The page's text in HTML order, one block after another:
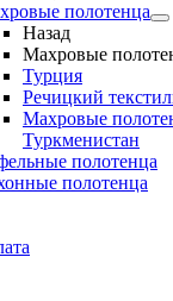
полотенца
Назад
Махровые
Турция
Речицкий
Махровые
Туркменистан
полотенца
полотенца